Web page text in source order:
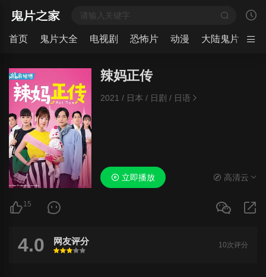
首页 鬼片大全 电视剧 恐怖片 动漫 大陆鬼片 日
辣妈正传
2021 / 日本 / 日剧 / 日语
15
立即播放 高清云
4.0 网友评分
很差
较差还行推荐力荐
10次评分